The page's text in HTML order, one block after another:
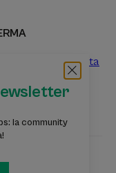
la community
dei prodotti vendita
prova gratuiti
Fabre